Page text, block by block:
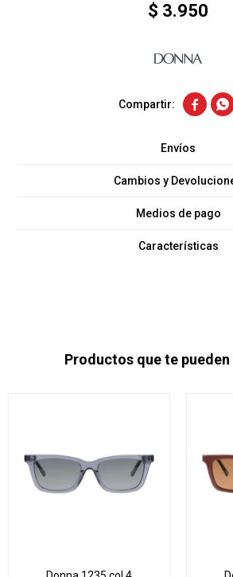
$ 3.950
 
Envíos
Cambios y
Medios de pago
Características
Productos que te